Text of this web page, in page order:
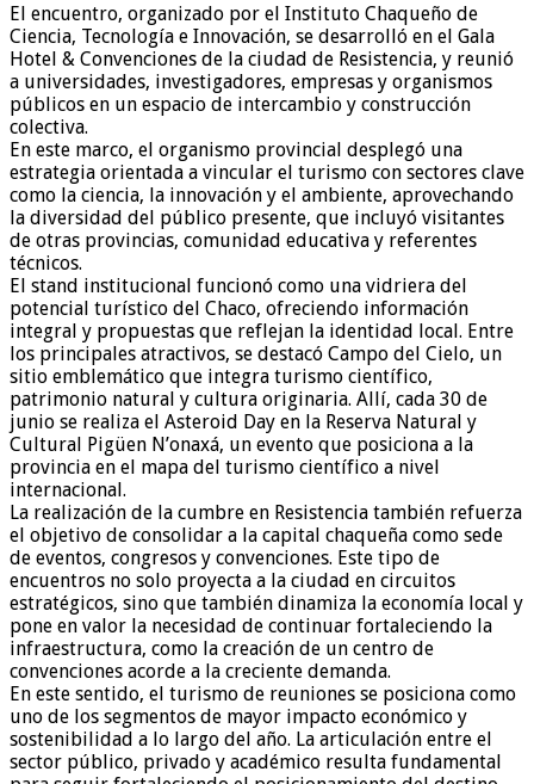
El encuentro, organizado por el Instituto Chaqueño de
Ciencia, Tecnología e Innovación, se desarrolló en el Gala
Hotel & Convenciones de la ciudad de Resistencia, y reunió
a universidades, investigadores, empresas y organismos
públicos en un espacio de intercambio y construcción
colectiva.
En este marco, el organismo provincial desplegó una
estrategia orientada a vincular el turismo con sectores clave
como la ciencia, la innovación y el ambiente, aprovechando
la diversidad del público presente, que incluyó visitantes
de otras provincias, comunidad educativa y referentes
técnicos.
El stand institucional funcionó como una vidriera del
potencial turístico del Chaco, ofreciendo información
integral y propuestas que reflejan la identidad local. Entre
los principales atractivos, se destacó Campo del Cielo, un
sitio emblemático que integra turismo científico,
patrimonio natural y cultura originaria. Allí, cada 30 de
junio se realiza el Asteroid Day en la Reserva Natural y
Cultural Pigüen N’onaxá, un evento que posiciona a la
provincia en el mapa del turismo científico a nivel
internacional.
La realización de la cumbre en Resistencia también refuerza
el objetivo de consolidar a la capital chaqueña como sede
de eventos, congresos y convenciones. Este tipo de
encuentros no solo proyecta a la ciudad en circuitos
estratégicos, sino que también dinamiza la economía local y
pone en valor la necesidad de continuar fortaleciendo la
infraestructura, como la creación de un centro de
convenciones acorde a la creciente demanda.
En este sentido, el turismo de reuniones se posiciona como
uno de los segmentos de mayor impacto económico y
sostenibilidad a lo largo del año. La articulación entre el
sector público, privado y académico resulta fundamental